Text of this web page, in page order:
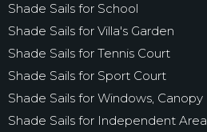
Shade Sails for School
Shade Sails for Villa's Garden
Shade Sails for Tennis Court
Shade Sails for Sport Court
Shade Sails for Windows, Canopy
Shade Sails for Independent Area